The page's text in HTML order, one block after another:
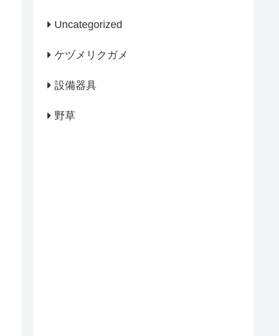
Uncategorized
ケヅメリクガメ
設備器具
野草